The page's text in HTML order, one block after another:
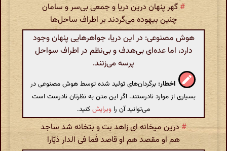
# گهر پنهان درین دریا و جمعی بی‌سر و سامان
چنین بیهوده می‌گردند بر اطراف ساحل‌ها
هوش مصنوعی: در این دریا، جواهرهایی پنهان وجود
دارد، اما عده‌ای بی‌هدف و بی‌نظم در اطراف سواحل
پرسه می‌زنند.
اخطار: برگردان‌های تولید شده توسط هوش مصنوعی در
بسیاری از موارد نادرستند. اگر این متن به نظرتان نادرست است
می‌توانید آن را ویرایشکنید.
#درین میخانه ای زاهد بت و بتخانه شد ساجد
هم او مقصد هم او قاصد فَما فی الدار دَیّارا